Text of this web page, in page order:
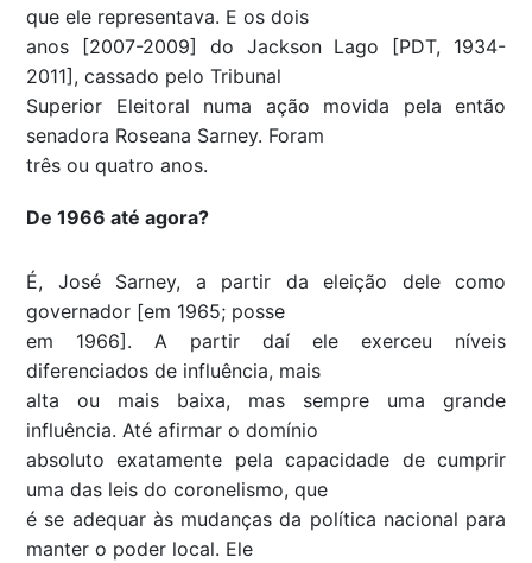
que ele representava. E os dois
anos [2007-2009] do Jackson Lago [PDT, 1934-
2011], cassado pelo Tribunal
Superior Eleitoral numa ação movida pela então
senadora Roseana Sarney. Foram
três ou quatro anos.
De 1966 até agora?
É, José Sarney, a partir da eleição dele como
governador [em 1965; posse
em 1966]. A partir daí ele exerceu níveis
diferenciados de influência, mais
alta ou mais baixa, mas sempre uma grande
influência. Até afirmar o domínio
absoluto exatamente pela capacidade de cumprir
uma das leis do coronelismo, que
é se adequar às mudanças da política nacional para
manter o poder local. Ele